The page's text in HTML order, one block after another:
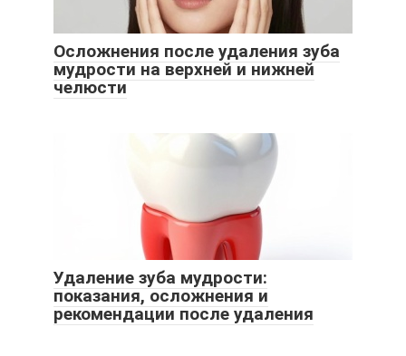
Осложнения после удаления зуба
мудрости на верхней и нижней
челюсти
Удаление зуба мудрости:
показания, осложнения и
рекомендации после удаления